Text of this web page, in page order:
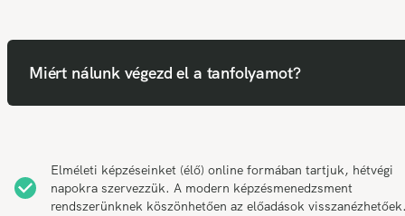
Miért nálunk végezd el a tanfolyamot?
Elméleti képzéseinket (élő) online formában tartjuk, hétvégi
napokra szervezzük. A modern képzésmenedzsment
rendszerünknek köszönhetően az előadások